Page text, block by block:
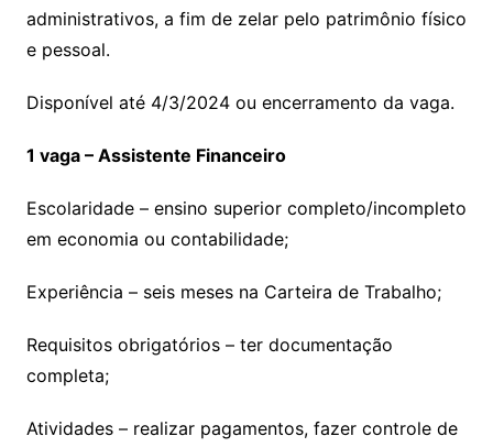
administrativos, a fim de zelar pelo patrimônio físico
e pessoal.
Disponível até 4/3/2024 ou encerramento da vaga.
1 vaga – Assistente Financeiro
Escolaridade – ensino superior completo/incompleto
em economia ou contabilidade;
Experiência – seis meses na Carteira de Trabalho;
Requisitos obrigatórios – ter documentação
completa;
Atividades – realizar pagamentos, fazer controle de